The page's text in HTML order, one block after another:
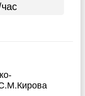
С.М.Кирова